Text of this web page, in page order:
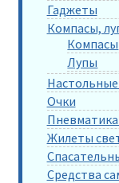
Гаджеты
Компасы,
Компасы
Лупы
Очки
Жилеты
Средства